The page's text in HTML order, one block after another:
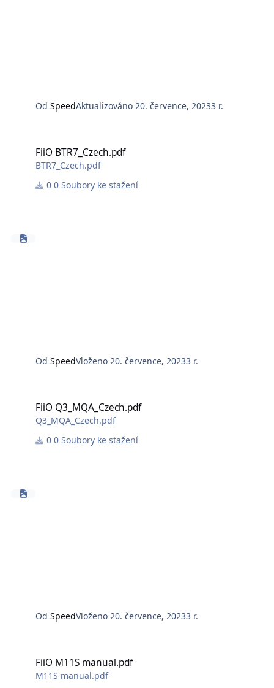
OdSpeedAktualizováno20. července, 20233 r.
FiiO BTR7_Czech.pdf
BTR7_Czech.pdf
0 Soubory ke stažení
OdSpeedVloženo20. července, 20233 r.
FiiO Q3_MQA_Czech.pdf
Q3_MQA_Czech.pdf
0 Soubory ke stažení
OdSpeedVloženo 20. července, 20233 r.
FiiO M11S manual.pdf
M11S manual.pdf